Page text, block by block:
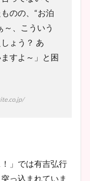
のの、“お泊
～、こういう
ょう？ あ
すよ～」と困
」では有吉弘行
っ込まれていま